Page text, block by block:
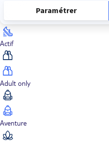
Actif
Adult only
Aventure